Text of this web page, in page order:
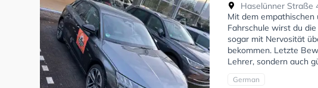
Haselünner Straße
Mit dem
Fahrschule wirst du
sogar mit Nervosität
bekommen. Letzte
Lehrer, sondern auch
German